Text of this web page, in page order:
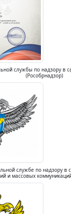
службы по надзору в
(Рособрнадзор)
службе по надзору в
и массовых